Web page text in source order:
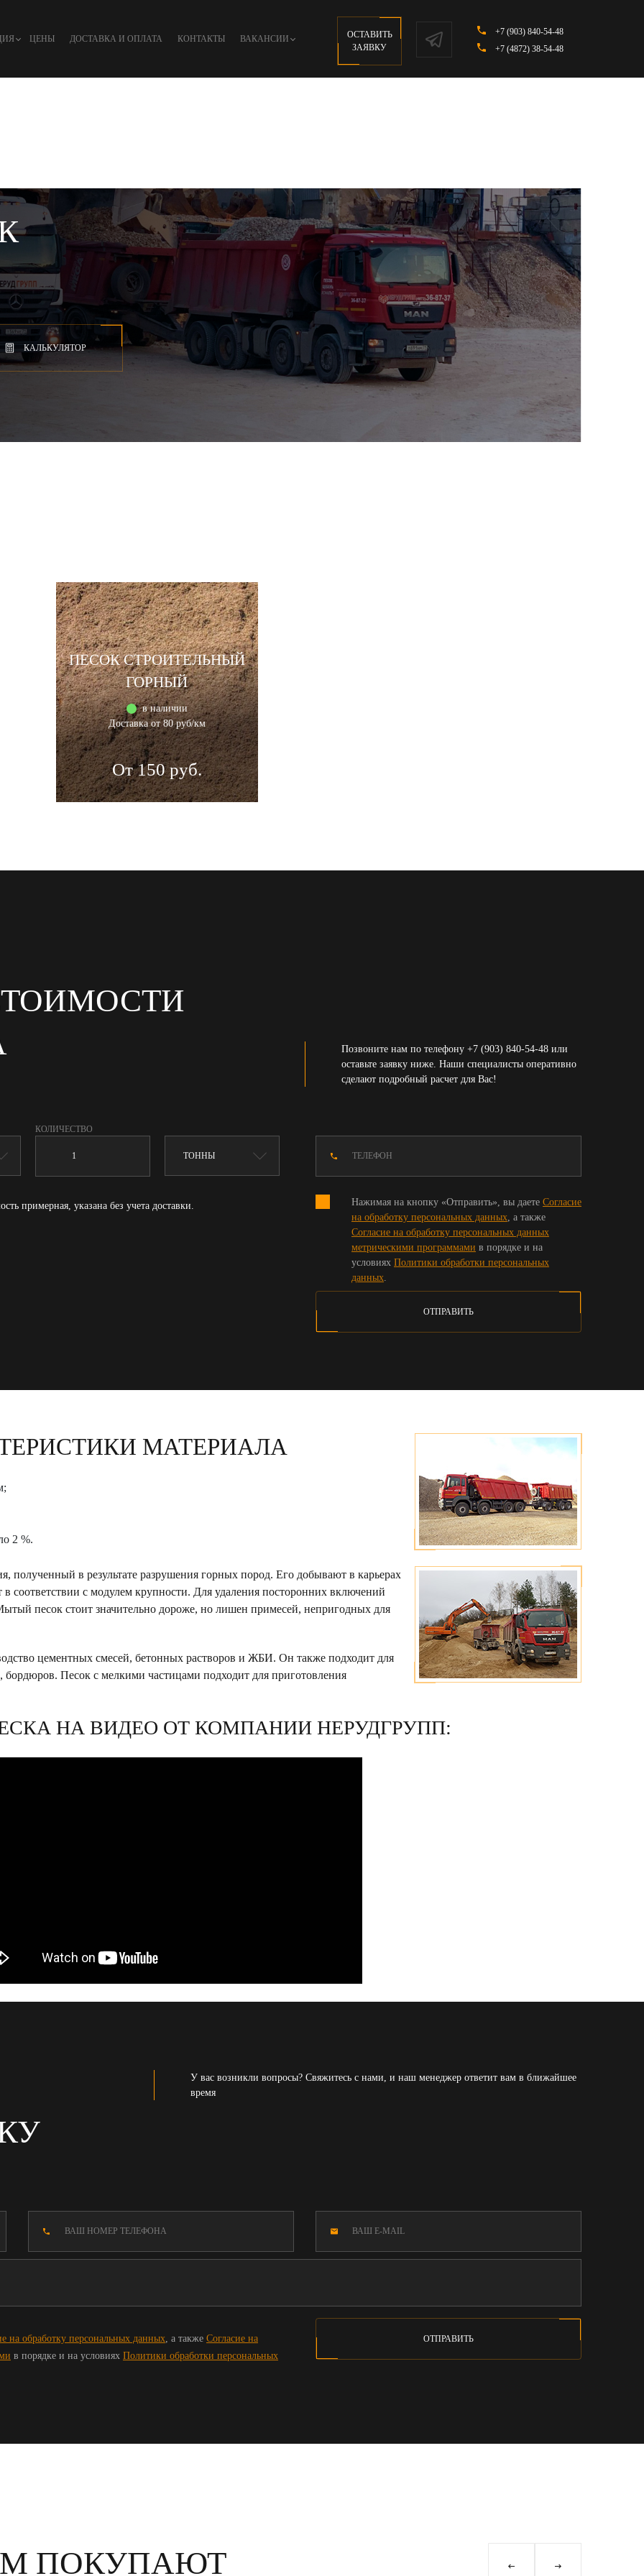
ЦЕНЫ ДОСТАВКА И ОПЛАТА КОНТАКТЫ ВАКАНСИИ
ОСТАВИТЬ
ЗАЯВКУ
+7 (903) 840-54-48
+7 (4872) 38-54-48
КАЛЬКУЛЯТОР
ПЕСОК СТРОИТЕЛЬНЫЙ
ГОРНЫЙ
в наличии
Доставка от 80 руб/км
От 150 руб.
Позвоните нам по телефону +7 (903) 840-54-48 или
оставьте заявку ниже. Наши специалисты оперативно
сделают подробный расчет для Вас!
КОЛИЧЕСТВО
примерная, указана без учета доставки. Нажимая на кнопку «Отправить», вы даете Согласие
на обработку персональных данных, а также
Согласие на обработку персональных данных
метрическими программами в порядке и на
условиях Политики обработки персональных
данных.
ОТПРАВИТЬ
МАТЕРИАЛА
2 %.
полученный в результате разрушения горных пород. Его добывают в карьерах
с модулем крупности. Для удаления посторонних включений
песок стоит значительно дороже, но лишен примесей, непригодных для
цементных смесей, бетонных растворов и ЖБИ. Он также подходит для
бордюров. Песок с мелкими частицами подходит для приготовления
НА ВИДЕО ОТ КОМПАНИИ НЕРУДГРУПП:
У вас возникли вопросы? Свяжитесь с нами, и наш менеджер ответит вам в ближайшее
время
на обработку персональных данных, а также Согласие на
в порядке и на условиях Политики обработки персональных
ОТПРАВИТЬ
ПОКУПАЮТ